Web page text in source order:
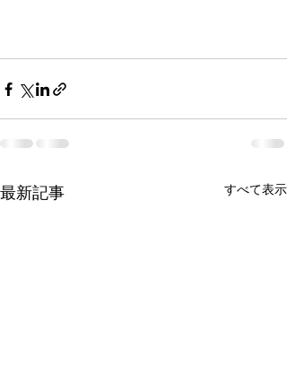
最新記事 すべて表示